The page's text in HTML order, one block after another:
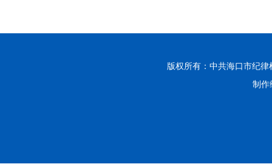
版权所有：中共海口市纪
制作